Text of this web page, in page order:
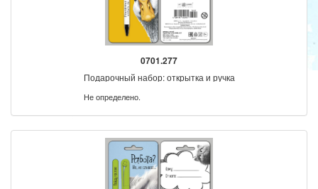
0701.277
Подарочный набор: открытка и ручка
Не определено.